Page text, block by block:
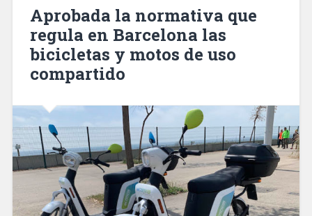
Aprobada la normativa que
regula en Barcelona las
bicicletas y motos de uso
compartido